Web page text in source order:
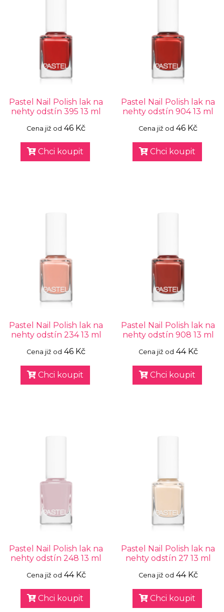
Pastel Nail Polish lak na
nehty odstín 395 13 ml
Cena již od 46 Kč
Chci koupit
Pastel Nail Polish lak na
nehty odstín 904 13 ml
Cena již od 46 Kč
Chci koupit
Pastel Nail Polish lak na
nehty odstín 234 13 ml
Cena již od 46 Kč
Chci koupit
Pastel Nail Polish lak na
nehty odstín 908 13 ml
Cena již od 44 Kč
Chci koupit
Pastel Nail Polish lak na
nehty odstín 248 13 ml
Cena již od 44 Kč
Chci koupit
Pastel Nail Polish lak na
nehty odstín 27 13 ml
Cena již od 44 Kč
Chci koupit